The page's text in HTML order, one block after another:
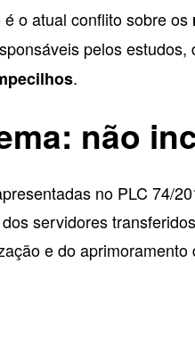
o atual conflito sobre os
pelos estudos,
.
não
no PLC 74/
servidores
e do